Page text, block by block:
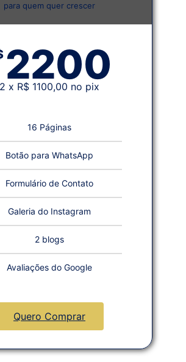
para quem quer crescer
2200
2 x R$ 1100,00 no pix
16 Páginas
Botão para WhatsApp
Formulário de Contato
Galeria do Instagram
2 blogs
Avaliações do Google
Quero Comprar